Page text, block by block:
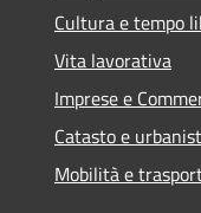
Cultura e tempo
Vita lavorativa
Imprese e
Catasto e
Mobilità e